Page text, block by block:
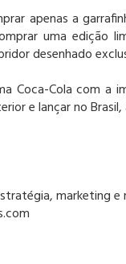
apenas a
uma edição
desenhado
Coca-Cola com a
e lançar no
marketing e